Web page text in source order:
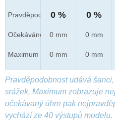
Pravděpod.
Očekáváno
Maximum
0 %
0 mm
0 mm
0 %
0 mm
0 mm
Pravděpodobnost udává
srážek. Maximum zobrazuje
očekávaný úhrn pak
vychází ze 40 výstupů modelu.